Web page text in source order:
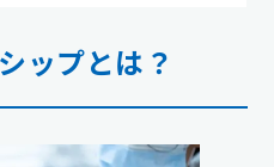
ップとは？